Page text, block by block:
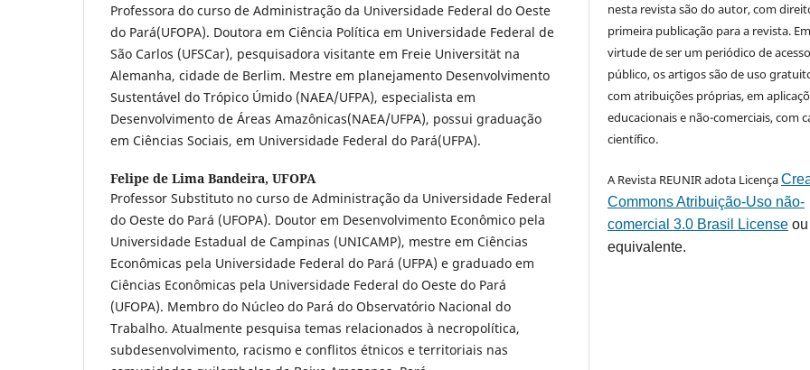
Professora do curso de Administração da Universidade Federal do Oeste
do Pará(UFOPA). Doutora em Ciência Política em Universidade Federal de
São Carlos (UFSCar), pesquisadora visitante em Freie Universität na
Alemanha, cidade de Berlim. Mestre em planejamento Desenvolvimento
Sustentável do Trópico Úmido (NAEA/UFPA), especialista em
Desenvolvimento de Áreas Amazônicas(NAEA/UFPA), possui graduação
em Ciências Sociais, em Universidade Federal do Pará(UFPA).
Felipe de Lima Bandeira, UFOPA
Professor Substituto no curso de Administração da Universidade Federal
do Oeste do Pará (UFOPA). Doutor em Desenvolvimento Econômico pela
Universidade Estadual de Campinas (UNICAMP), mestre em Ciências
Econômicas pela Universidade Federal do Pará (UFPA) e graduado em
Ciências Econômicas pela Universidade Federal do Oeste do Pará
(UFOPA). Membro do Núcleo do Pará do Observatório Nacional do
Trabalho. Atualmente pesquisa temas relacionados à necropolítica,
subdesenvolvimento, racismo e conflitos étnicos e territoriais nas
nesta revista são do autor, com
primeira publicação para a revista. Em
virtude de ser um periódico de acesso
público, os artigos são de uso
com atribuições próprias, em
educacionais e não-comerciais, com
científico.
A Revista REUNIR adota Licença
Commons Atribuição-Uso não-
comercial 3.0 Brasil License
equivalente.